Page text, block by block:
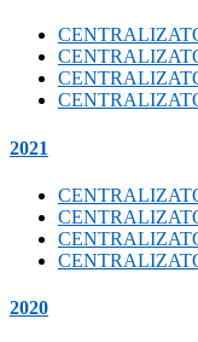
2021
2020